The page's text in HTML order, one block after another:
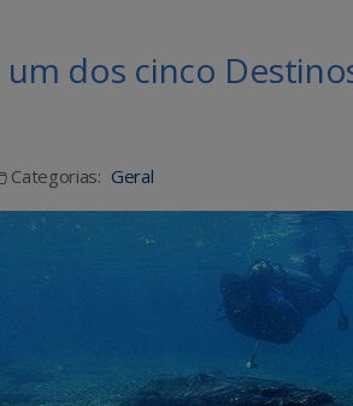
dos cinco
Categorias: Geral